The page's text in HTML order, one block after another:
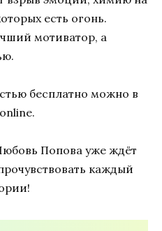
есть огонь.
мотиватор, а
бесплатно можно в
Попова уже ждёт
каждый